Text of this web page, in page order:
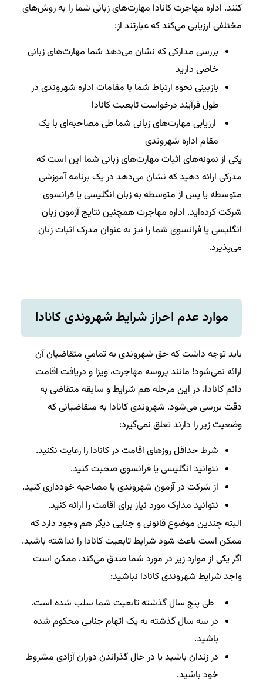
کنند. اداره مهاجرت کانادا مهارت‌های زبانی شما را به روش‌های
مختلفی ارزیابی می‌کند که عبارتند از:
بررسی مدارکی که نشان می‌دهد شما مهارت‌های زبانی
خاصی دارید
بازبینی نحوه ارتباط شما با مقامات اداره شهروندی در
طول فرآیند درخواست تابعیت کانادا
ارزیابی مهارت‌های زبانی شما طی مصاحبه‌ای با یک
مقام اداره شهروندی
یکی از نمونه‌های اثبات مهارت‌های زبانی شما این است که
مدرکی ارائه دهید که نشان می‌دهد در یک برنامه آموزشی
متوسطه یا پس از متوسطه به زبان انگلیسی یا فرانسوی
شرکت کرده‌اید. اداره مهاجرت همچنین نتایج آزمون زبان
انگلیسی یا فرانسوی شما را نیز به عنوان مدرک اثبات زبان
می‌پذیرد.
موارد عدم احراز شرایط شهروندی کانادا
باید توجه داشت که حق شهروندی به تمامیِ متقاضیان آن
ارائه نمی‌شود! مانند پروسه مهاجرت، ویزا و دریافت اقامت
دائم کانادا، در این مرحله هم شرایط و سابقه متقاضی به
دقت بررسی می‌شود. شهروندی کانادا به متقاضیانی که
وضعیت زیر را دارند تعلق نمی‌گیرد:
شرط حداقل روزهای اقامت در کانادا را رعایت نکنید.
نتوانید انگلیسی یا فرانسوی صحبت کنید.
از شرکت در آزمون شهروندی یا مصاحبه خودداری کنید.
نتوانید مدارک مورد نیاز برای اقامت را ارائه کنید.
البته چندین موضوع قانونی و جنایی دیگر هم وجود دارد که
ممکن است باعث شود شرایط تابعیت کانادا را نداشته باشید.
اگر یکی از موارد زیر در مورد شما صدق می‌کند، ممکن است
واجد شرایط شهروندی کانادا نباشید:
طی پنج سال گذشته تابعیت شما سلب شده است.
در سه سال گذشته به یک اتهام جنایی محکوم شده‌
باشید.
در زندان باشید یا در حال گذراندن دوران آزادی مشروط
خود باشید.